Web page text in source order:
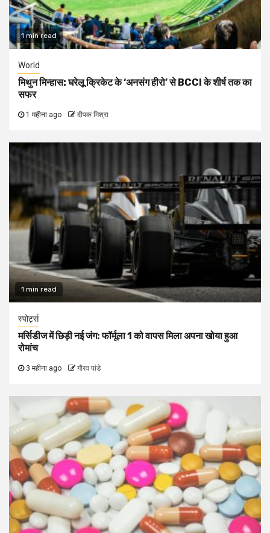
1 min read
World
मिथुन मिन्हास: घरेलू क्रिकेट के ‘अनसंग हीरो’ से BCCI के शीर्ष तक का
सफर
1 महीना ago दीपक मिश्रा
1 min read
स्पोर्ट्स
मर्सिडीज में छिड़ी नई जंग: फॉर्मूला 1 को वापस मिला अपना खोया हुआ
रोमांच
3 महीना ago गौरव पांडे